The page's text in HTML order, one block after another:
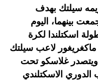
سيلتك بهدف
بينهما، اليوم
الدورة ال22 من بطولة اسكتلندا لكرة
لاعب سيلتك
ضد مرماه في الدقيقة 70.ويتصدر غلاسكو تحت
الدوري الاسكتلندي